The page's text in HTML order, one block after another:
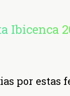
Ibicenca
por estas